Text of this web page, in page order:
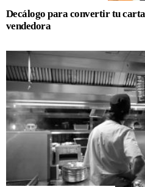
Decálogo para convertir tu
vendedora